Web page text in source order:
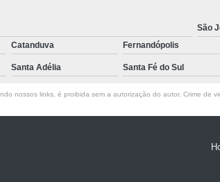
São
Catanduva Fernandópolis
Santa Adélia Santa Fé do Sul
nossos links, é proibida sem a autorização do autor. Crime de